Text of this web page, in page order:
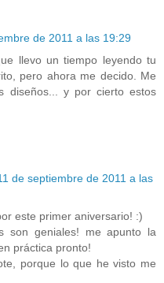
de 2011 a las 19:29
llevo un tiempo leyendo tu
pero ahora me decido. Me
diseños... y por cierto estos
de septiembre de 2011 a las
este primer aniversario! :)
son geniales! me apunto la
práctica pronto!
porque lo que he visto me